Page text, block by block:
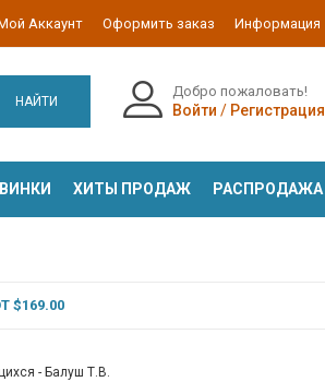
Аккаунт Оформить заказ Информация
НАЙТИ
Добро пожаловать!
Войти / Регистрация
ХИТЫ ПРОДАЖ РАСПРОДАЖА
$169.00
- Балуш Т.В.